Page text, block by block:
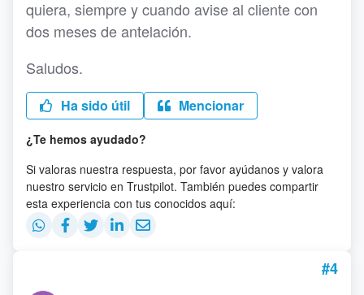
quiera, siempre y cuando avise al cliente con
dos meses de antelación.
Saludos.
Ha sido útil Mencionar
¿Te hemos ayudado?
Si valoras nuestra respuesta, por favor ayúdanos y valora
nuestro servicio en Trustpilot. También puedes compartir
esta experiencia con tus conocidos aquí:
#4